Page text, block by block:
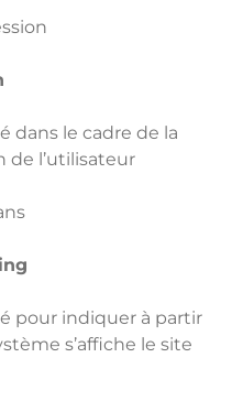
dans le cadre de la
de l’utilisateur
pour indiquer à partir
s’affiche le site